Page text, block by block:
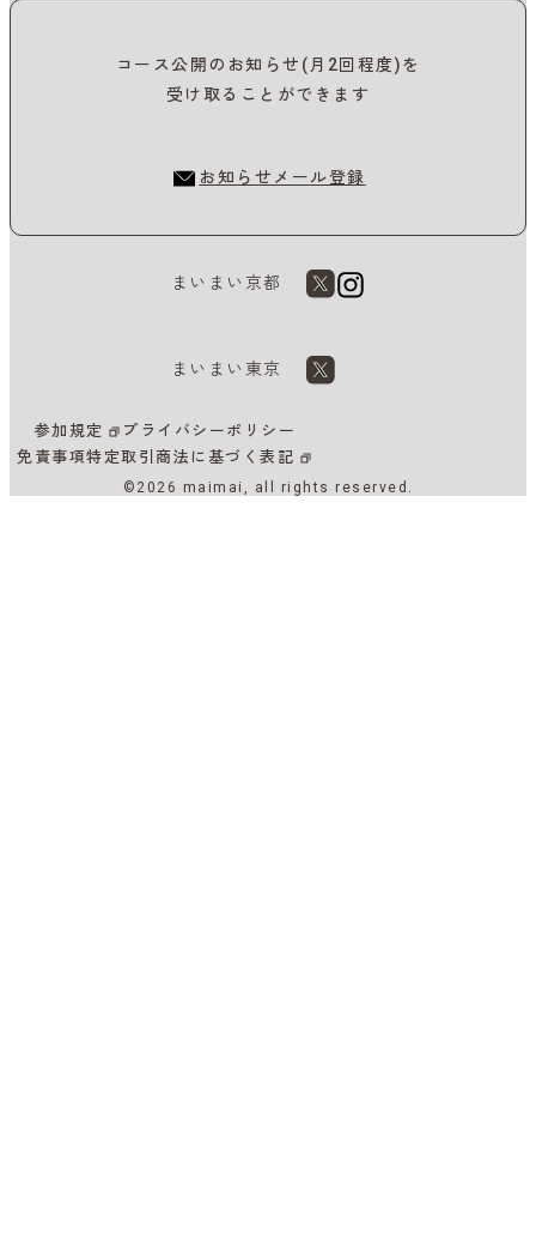
コース公開のお知らせ(月2回程度)を
受け取ることができます
お知らせメール登録
まいまい京都
まいまい東京
参加規定
プライバシーポリシー
免責事項特定取引商法に基づく表記
©2026 maimai, all rights reserved.